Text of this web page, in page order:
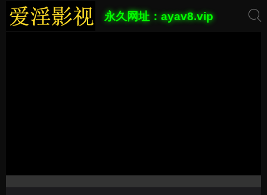
永久网址：ayav8.vip